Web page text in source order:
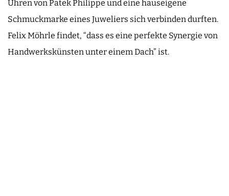
Uhren von Patek Philippe und eine hauseigene
Schmuckmarke eines Juweliers sich verbinden durften.
Felix Möhrle findet, “dass es eine perfekte Synergie von
Handwerkskünsten unter einem Dach” ist.